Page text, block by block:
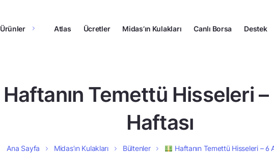
Ürünler Atlas Ücretler Midas’ın Kulakları Canlı Borsa Destek
Haftanın Temettü Hisseleri –
Haftası
Ana Sayfa Midas’ın Kulakları Bültenler Haftanın Temettü Hisseleri – 6